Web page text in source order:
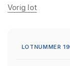
Vorig lot
LOTNUMMER